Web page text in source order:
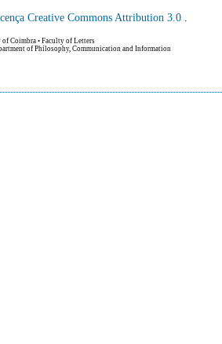
Creative Commons Attribution 3.0 .
Coimbra • Faculty of Letters
of Philosophy, Communication and Information